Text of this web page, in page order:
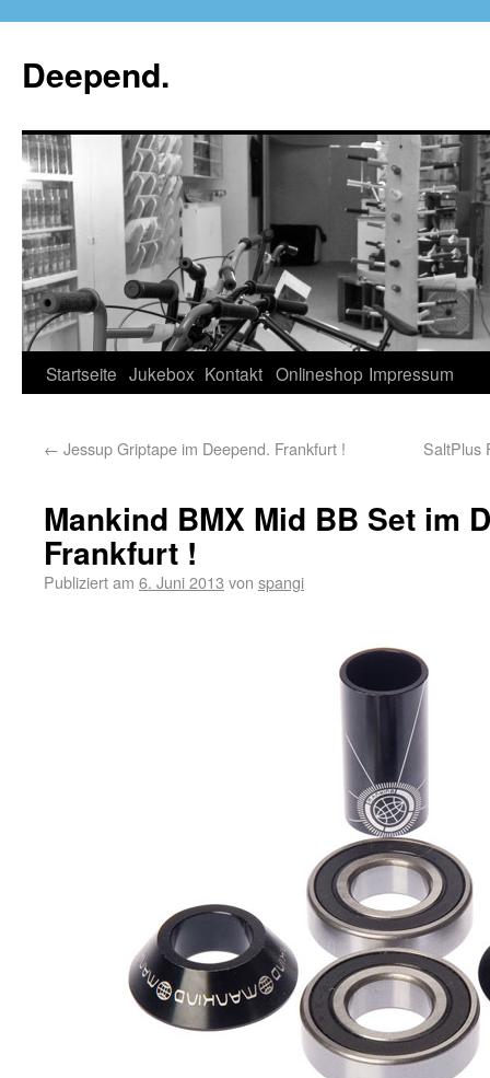
Deepend.
Startseite Jukebox Kontakt Onlineshop Impressum
← Jessup Griptape im Deepend. Frankfurt ! SaltPlus
Mankind BMX Mid BB Set im
Frankfurt !
Publiziert am 6. Juni 2013 von spangi